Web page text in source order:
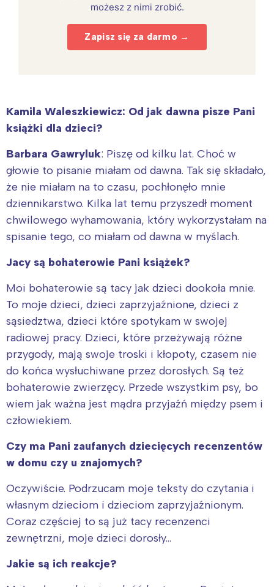
możesz z nimi zrobić.
Zapisz się za darmo →
Kamila Waleszkiewicz: Od jak dawna pisze Pani
książki dla dzieci?
Barbara Gawryluk: Piszę od kilku lat. Choć w
głowie to pisanie miałam od dawna. Tak się składało,
że nie miałam na to czasu, pochłonęło mnie
dziennikarstwo. Kilka lat temu przyszedł moment
chwilowego wyhamowania, który wykorzystałam na
spisanie tego, co miałam od dawna w myślach.
Jacy są bohaterowie Pani książek?
Moi bohaterowie są tacy jak dzieci dookoła mnie.
To moje dzieci, dzieci zaprzyjaźnione, dzieci z
sąsiedztwa, dzieci które spotykam w swojej
radiowej pracy. Dzieci, które przeżywają różne
przygody, mają swoje troski i kłopoty, czasem nie
do końca wysłuchiwane przez dorosłych. Są też
bohaterowie zwierzęcy. Przede wszystkim psy, bo
wiem jak ważna jest mądra przyjaźń między psem i
człowiekiem.
Czy ma Pani zaufanych dziecięcych recenzentów
w domu czy u znajomych?
Oczywiście. Podrzucam moje teksty do czytania i
własnym dzieciom i dzieciom zaprzyjaźnionym.
Coraz częściej to są już tacy recenzenci
zewnętrzni, moje dzieci dorosły…
Jakie są ich reakcje?